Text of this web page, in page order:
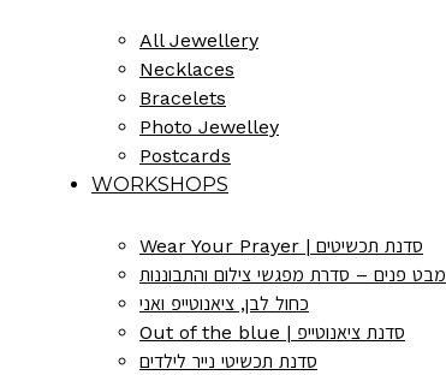
All Jewellery
Necklaces
Bracelets
Photo Jewelley
Postcards
WORKSHOPS
Wear Your Prayer | סדנת תכשיטים
מבט פנים – סדרת מפגשי צילום והתבוננות
כחול לבן, ציאנוטייפ ואני
Out of the blue | סדנת ציאנוטייפ
סדנת תכשיטי נייר לילדים